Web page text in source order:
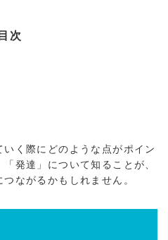
次
く際にどのような点がポイン
発達」について知ることが、
ながるかもしれません。